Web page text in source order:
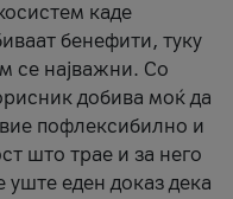
каде
бенефити, туку
се најважни. Со
добива моќ да
пофлексибилно и
што трае и за него
уште еден доказ дека